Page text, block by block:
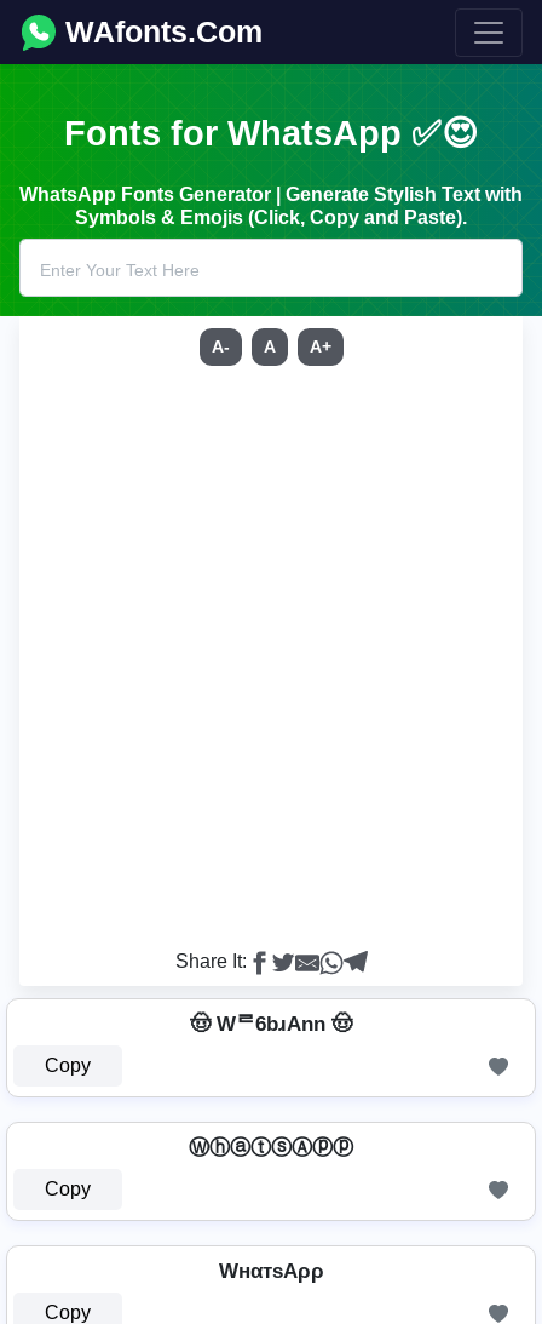
WAfonts.Com
Fonts for WhatsApp ✅😍
WhatsApp Fonts Generator | Generate Stylish Text with
Symbols & Emojis (Click, Copy and Paste).
A- A A+
Share It:
🤠 Wᄅ6bɹAnn 🤠
Copy
ⓌⓗⓐⓣⓢⒶⓟⓟ
Copy
WнαтѕAρρ
Copy